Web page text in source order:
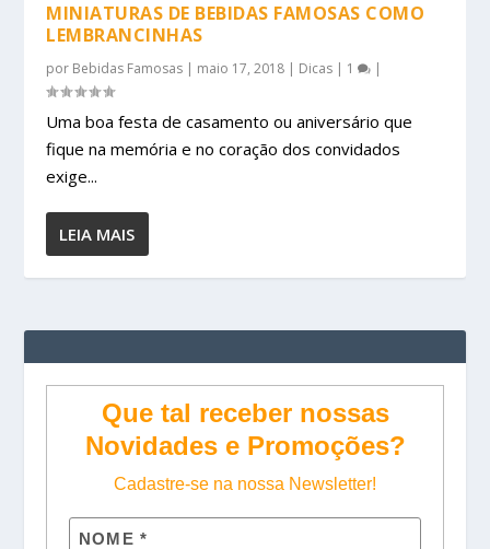
MINIATURAS DE BEBIDAS FAMOSAS COMO
LEMBRANCINHAS
por Bebidas Famosas | maio 17, 2018 | Dicas | 1 |
Uma boa festa de casamento ou aniversário que
fique na memória e no coração dos convidados
exige...
LEIA MAIS
Que tal receber nossas
Novidades e Promoções?
Cadastre-se na nossa Newsletter!